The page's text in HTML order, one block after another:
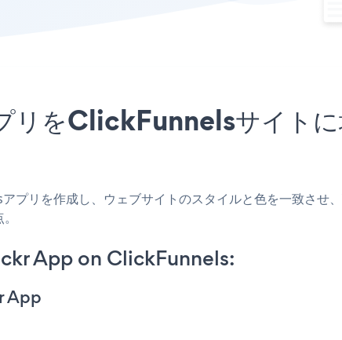
をClickFunnelsサイトに
プリを作成し、ウェブサイトのスタイルと色を一致さ
App on ClickFunnels:
App